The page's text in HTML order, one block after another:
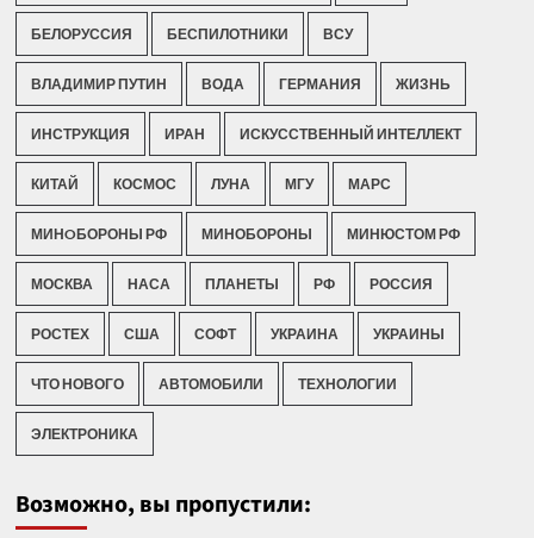
БЕЛОРУССИЯ БЕСПИЛОТНИКИ ВСУ
ВЛАДИМИР ПУТИН ВОДА ГЕРМАНИЯ ЖИЗНЬ
ИНСТРУКЦИЯ ИРАН ИСКУССТВЕННЫЙ ИНТЕЛЛЕКТ
КИТАЙ КОСМОС ЛУНА МГУ МАРС
МИНOБОРОНЫ РФ МИНОБОРОНЫ МИНЮСТОМ РФ
МОСКВА НАСА ПЛАНЕТЫ РФ РОССИЯ
РОСТЕХ США СОФТ УКРАИНА УКРАИНЫ
ЧТО НОВОГО АВТОМОБИЛИ ТЕХНОЛОГИИ
ЭЛЕКТРОНИКА
Возможно, вы пропустили: